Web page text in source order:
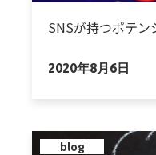
SNSが持つポテン
2020年8月6日
blog